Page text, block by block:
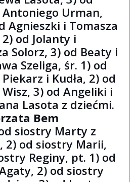
Urman,
Agnieszki i Tomasza
od Jolanty i
Solorz, 3) od Beaty i
Szeliga, śr. 1) od
i Kudła, 2) od
3) od Angeliki i
Lasota z dziećmi.
Bem
siostry Marty z
2) od siostry Marii,
Reginy, pt. 1) od
2) od siostry